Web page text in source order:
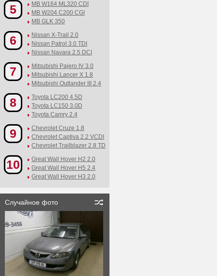
5
MB W164 ML320 CDI
MB W204 C200 CGI
MB GLK 350
6
Nissan X-Trail 2.0
Nissan Patrol 3.0 TDI
Nissan Navara 2.5 DCI
7
Mitsubishi Pajero IV 3.0
Mitsubishi Lancer X 1.8
Mitsubishi Outlander III 2.4
8
Toyota LC200 4.5D
Toyota LC150 3.0D
Toyota Camry 2.4
9
Chevrolet Cruze 1.8
Chevrolet Captiva 2.2 VCDI
Chevrolet Trailblazer 2.8 TD
10
Great Wall Hover H2 2.0
Great Wall Hover H5 2.4
Great Wall Hover H3 2.0
Случайное фото